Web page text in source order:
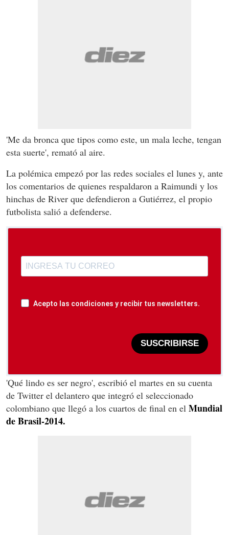
'Me da bronca que tipos como este, un mala leche, tengan
esta suerte', remató al aire.
La polémica empezó por las redes sociales el lunes y, ante
los comentarios de quienes respaldaron a Raimundi y los
hinchas de River que defendieron a Gutiérrez, el propio
futbolista salió a defenderse.
Acepto las condiciones y recibir tus newsletters.
SUSCRIBIRSE
'Qué lindo es ser negro', escribió el martes en su cuenta
de Twitter el delantero que integró el seleccionado
colombiano que llegó a los cuartos de final en el Mundial
de Brasil-2014.